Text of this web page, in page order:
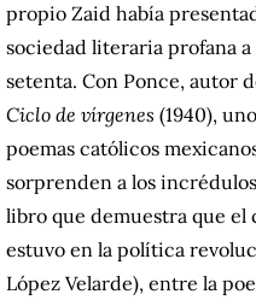
propio Zaid había
sociedad literaria profana a
setenta. Con Ponce, autor
Ciclo de vírgenes (1940),
poemas católicos
sorprenden a los
libro que demuestra que el
estuvo en la política
López Velarde), entre la